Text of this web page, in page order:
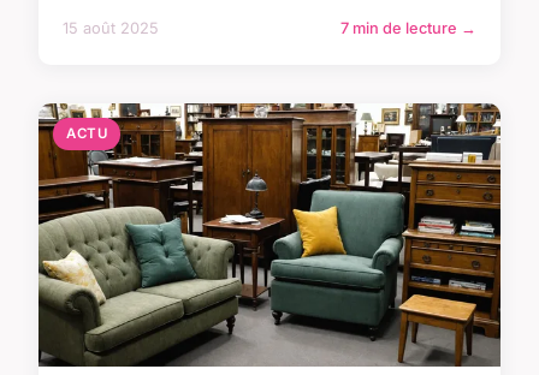
15 août 2025 7 min de lecture →
ACTU